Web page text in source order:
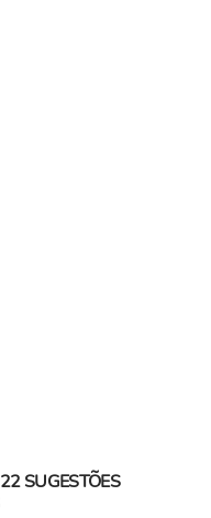
SUGESTÕES